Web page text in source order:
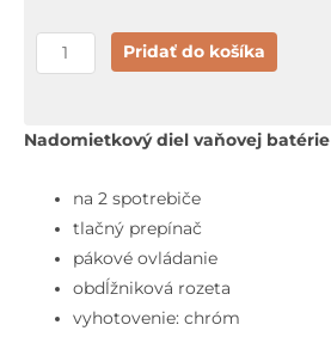
množstvo
Hansa
Batéria
omietku
spotrebiče,
chróm
Pridať do košíka
Nadomietkový diel vaňovej batérie
na 2 spotrebiče
tlačný prepínač
pákové ovládanie
obdĺžniková rozeta
vyhotovenie: chróm